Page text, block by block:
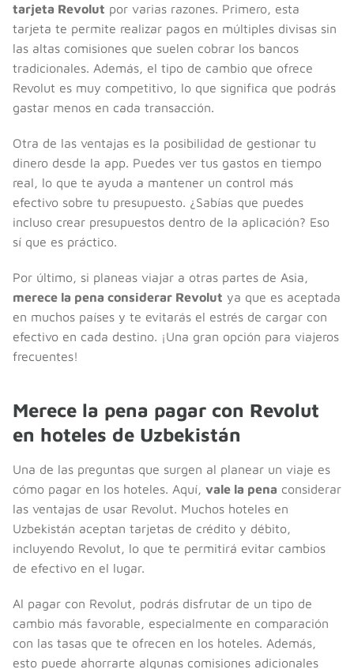
tarjeta Revolut por varias razones. Primero, esta
tarjeta te permite realizar pagos en múltiples divisas sin
las altas comisiones que suelen cobrar los bancos
tradicionales. Además, el tipo de cambio que ofrece
Revolut es muy competitivo, lo que significa que podrás
gastar menos en cada transacción.
Otra de las ventajas es la posibilidad de gestionar tu
dinero desde la app. Puedes ver tus gastos en tiempo
real, lo que te ayuda a mantener un control más
efectivo sobre tu presupuesto. ¿Sabías que puedes
incluso crear presupuestos dentro de la aplicación? Eso
sí que es práctico.
Por último, si planeas viajar a otras partes de Asia,
merece la pena considerar Revolut ya que es aceptada
en muchos países y te evitarás el estrés de cargar con
efectivo en cada destino. ¡Una gran opción para viajeros
frecuentes!
Merece la pena pagar con Revolut
en hoteles de Uzbekistán
Una de las preguntas que surgen al planear un viaje es
cómo pagar en los hoteles. Aquí, vale la pena considerar
las ventajas de usar Revolut. Muchos hoteles en
Uzbekistán aceptan tarjetas de crédito y débito,
incluyendo Revolut, lo que te permitirá evitar cambios
de efectivo en el lugar.
Al pagar con Revolut, podrás disfrutar de un tipo de
cambio más favorable, especialmente en comparación
con las tasas que te ofrecen en los hoteles. Además,
esto puede ahorrarte algunas comisiones adicionales